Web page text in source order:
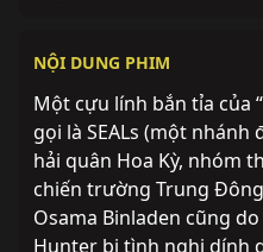
NỘI DUNG PHIM
Một cựu lính bắn tỉa của
gọi là SEALs (một
hải quân Hoa Kỳ, nhóm
chiến trường Trung
Osama Binladen cũng
Hunter bị tình nghi dính